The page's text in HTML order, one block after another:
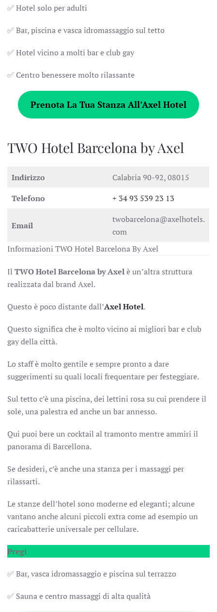
✅ Hotel solo per adulti
✅ Bar, piscina e vasca idromassaggio sul tetto
✅ Hotel vicino a molti bar e club gay
✅ Centro benessere molto rilassante
Prenota La Tua Stanza All’Axel Hotel
TWO Hotel Barcelona by Axel
Indirizzo
Calabria 90-92, 08015
Telefono
+ 34 93 539 23 13
Email
twobarcelona@axelhotels.
com
Informazioni TWO Hotel Barcelona By Axel
Il TWO Hotel Barcelona by Axelè un’altra struttura
realizzata dal brand Axel.
Questo è poco distante dall’Axel Hotel.
Questo significa che è molto vicino ai migliori bar e club
gay della città.
Lo staff è molto gentile e sempre pronto a dare
suggerimenti su quali locali frequentare per festeggiare.
Sul tetto c’è una piscina, dei lettini rosa su cui prendere il
sole, una palestra ed anche un bar annesso.
Qui puoi bere un cocktail al tramonto mentre ammiri il
panorama di Barcellona.
Se desideri, c’è anche una stanza per i massaggi per
rilassarti.
Le stanze dell’hotel sono moderne ed eleganti; alcune
vantano anche alcuni piccoli extra come ad esempio un
caricabatterie universale per cellulare.
Pregi
✅ Bar, vasca idromassaggio e piscina sul terrazzo
✅ Sauna e centro massaggi di alta qualità